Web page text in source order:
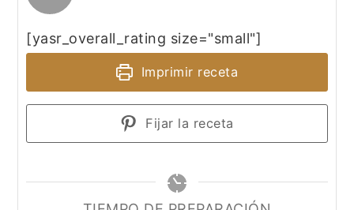
[yasr_overall_rating size="small"]
Imprimir receta
Fijar la receta